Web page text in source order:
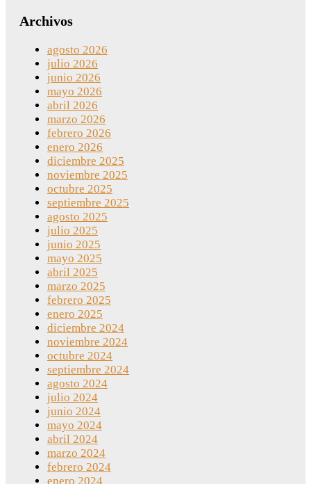
Archivos
agosto 2026
julio 2026
junio 2026
mayo 2026
abril 2026
marzo 2026
febrero 2026
enero 2026
diciembre 2025
noviembre 2025
octubre 2025
septiembre 2025
agosto 2025
julio 2025
junio 2025
mayo 2025
abril 2025
marzo 2025
febrero 2025
enero 2025
diciembre 2024
noviembre 2024
octubre 2024
septiembre 2024
agosto 2024
julio 2024
junio 2024
mayo 2024
abril 2024
marzo 2024
febrero 2024
enero 2024